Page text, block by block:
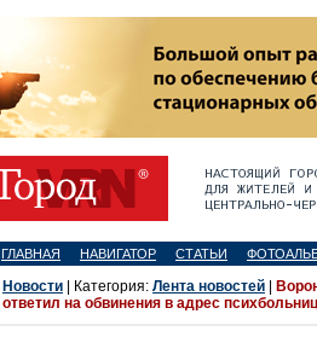
ГЛАВНАЯ НАВИГАТОР СТАТЬИ
Новости | Категория: Лента новостей
ответил на обвинения в адрес